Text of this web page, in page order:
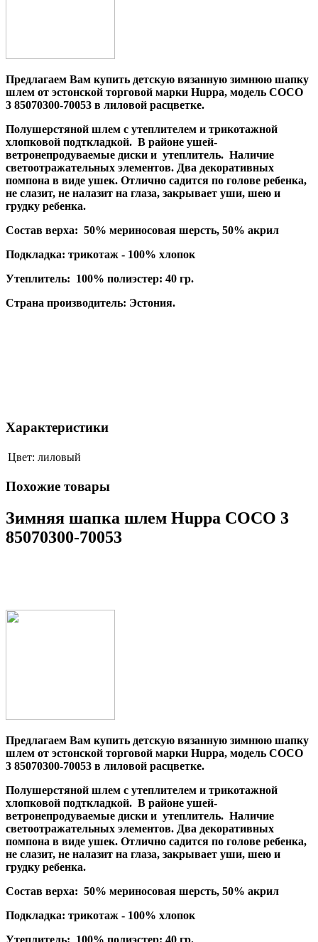
Предлагаем Вам купить детскую вязанную зимнюю шапку
шлем от эстонской торговой марки Huppa, модель COCO
3 85070300-70053 в лиловой расцветке.
Полушерстяной шлем с утеплителем и трикотажной
хлопковой подткладкой. В районе ушей-
ветронепродуваемые диски и утеплитель. Наличие
светоотражательных элементов. Два декоративных
помпона в виде ушек. Отлично садится по голове ребенка,
не слазит, не налазит на глаза, закрывает уши, шею и
грудку ребенка.
Состав верха: 50% мериносовая шерсть, 50% акрил
Подкладка: трикотаж - 100% хлопок
Утеплитель: 100% полиэстер: 40 гр.
Страна производитель: Эстония.
Характеристики
Цвет: лиловый
Похожие товары
Зимняя шапка шлем Huppa COCO 3
85070300-70053
Предлагаем Вам купить детскую вязанную зимнюю шапку
шлем от эстонской торговой марки Huppa, модель COCO
3 85070300-70053 в лиловой расцветке.
Полушерстяной шлем с утеплителем и трикотажной
хлопковой подткладкой. В районе ушей-
ветронепродуваемые диски и утеплитель. Наличие
светоотражательных элементов. Два декоративных
помпона в виде ушек. Отлично садится по голове ребенка,
не слазит, не налазит на глаза, закрывает уши, шею и
грудку ребенка.
Состав верха: 50% мериносовая шерсть, 50% акрил
Подкладка: трикотаж - 100% хлопок
Утеплитель: 100% полиэстер: 40 гр.